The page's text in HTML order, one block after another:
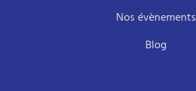
Nos évènements
Blog